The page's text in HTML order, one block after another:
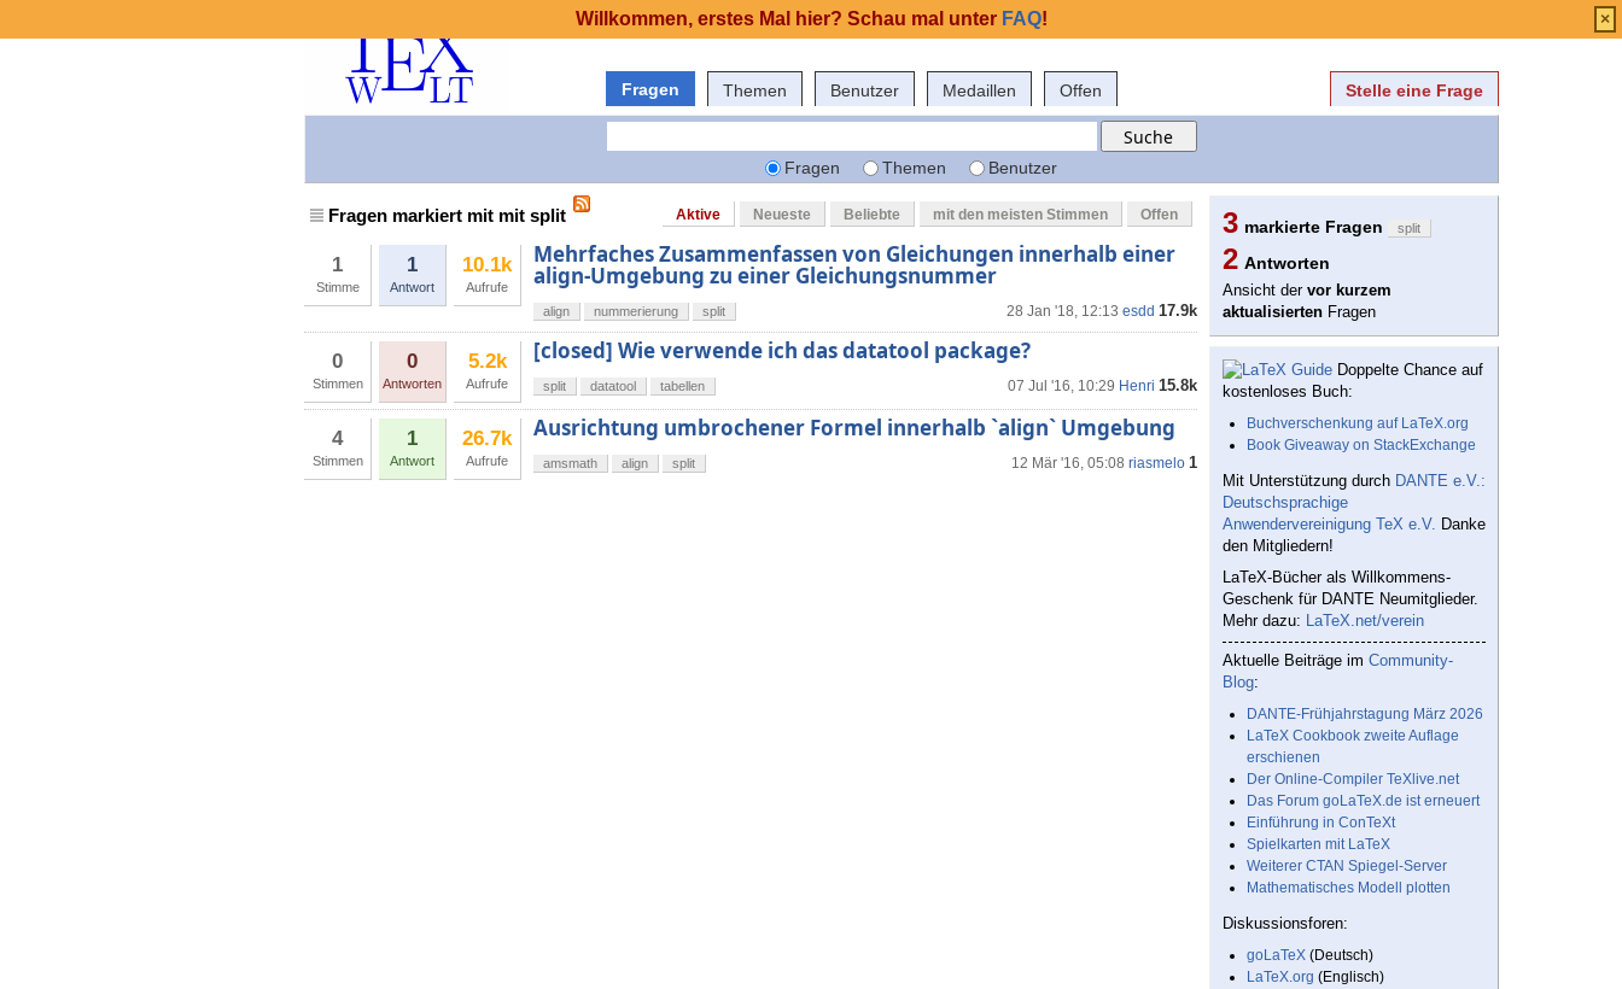
Fragen Themen Benutzer Medaillen Offen Stelle eine Frage
Fragen Themen Benutzer
Fragen markiert mit mit split Aktive Neueste Beliebte mit den meisten Stimmen Offen
1
Stimme
1
Antwort
10.1k
Aufrufe
Mehrfaches Zusammenfassen von Gleichungen innerhalb einer
align-Umgebung zu einer Gleichungsnummer
28 Jan '18, 12:13 esdd 17.9k
align nummerierung split
0
Stimmen
0
Antworten
5.2k
Aufrufe
[closed] Wie verwende ich das datatool package?
07 Jul '16, 10:29 Henri 15.8k
split datatool tabellen
4
Stimmen
1
Antwort
26.7k
Aufrufe
Ausrichtung umbrochener Formel innerhalb `align` Umgebung
12 Mär '16, 05:08 riasmelo 1
amsmath align split
3 markierte Fragen split
2 Antworten
Ansicht der vor kurzem
aktualisierten Fragen
Doppelte Chance auf
kostenloses Buch:
Buchverschenkung auf LaTeX.org
Book Giveaway on StackExchange
Mit Unterstützung durch DANTE e.V.:
Deutschsprachige
Anwendervereinigung TeX e.V. Danke
den Mitgliedern!
LaTeX-Bücher als Willkommens-
Geschenk für DANTE Neumitglieder.
Mehr dazu: LaTeX.net/verein
Aktuelle Beiträge im Community-
Blog:
DANTE-Frühjahrstagung März 2026
LaTeX Cookbook zweite Auflage
erschienen
Der Online-Compiler TeXlive.net
Das Forum goLaTeX.de ist erneuert
Einführung in ConTeXt
Spielkarten mit LaTeX
Weiterer CTAN Spiegel-Server
Mathematisches Modell plotten
Diskussionsforen:
goLaTeX (Deutsch)
LaTeX.org (Englisch)
Willkommen, erstes Mal hier? Schau mal unter FAQ! ×